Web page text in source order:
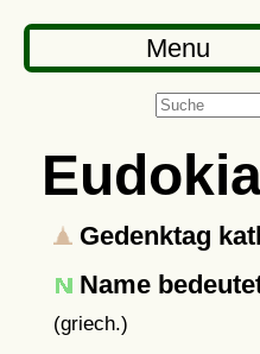
Menu
Gedenktag
Name
(griech.)